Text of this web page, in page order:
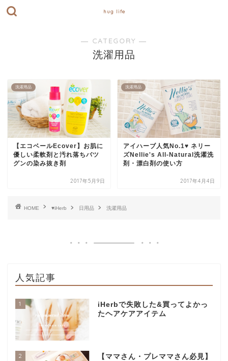
hug life
― CATEGORY ―
洗濯用品
洗濯用品
【エコベールEcover】お肌に
優しい柔軟剤と汚れ落ちバツ
グンの染み抜き剤
2017年5月9日
洗濯用品
アイハーブ人気No.1♥ ネリー
ズNellie's All-Natural洗濯洗
剤・漂白剤の使い方
2017年4月4日
HOME ♥iHerb 日用品 洗濯用品
人気記事
1
iHerbで失敗した&買ってよかっ
たヘアケアアイテム
2
【ママさん・プレママさん必見】